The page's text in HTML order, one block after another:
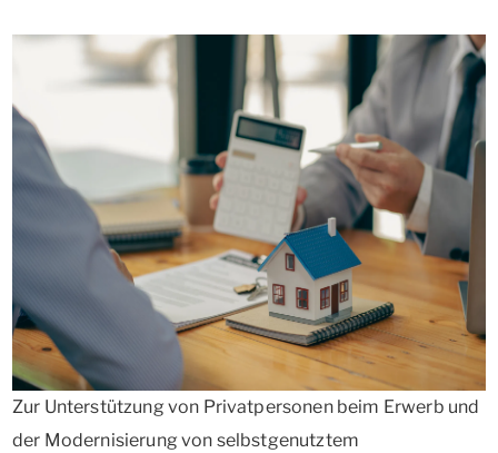
Zur Unterstützung von Privatpersonen beim Erwerb und
der Modernisierung von selbstgenutztem